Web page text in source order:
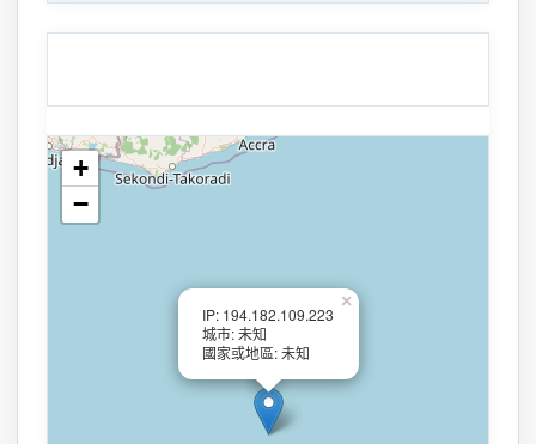
IP: 194.182.109.223
城市: 未知
國家或地區: 未知
×
+
−